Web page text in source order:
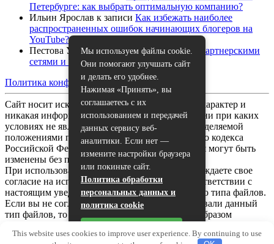
Петербурге: как выбрать оптимальную компанию?
Ильин Ярослав к записи Как избежать наиболее
распространенных ошибок начинающих блогеров на
YouTube?
Пестова Устина к записиКак работать с партнерскими
сетями и спонсорами на YouTube
Политика конфиденциальности|Карта сайта
Сайт носит исключительно информационный характер и
никакая информация, опубликованная на нём, ни при каких
условиях не является публичной офертой, определяемой
положениями пункта 2 статьи 437 Гражданского кодекса
Российской Федерации. Все указанные условия могут быть
изменены без предварительного уведомления.
При использовании данного сайта, вы подтверждаете свое
согласие на использование файлов cookie в соответствии с
настоящим уведомлением в отношении данного типа файлов.
Если вы не согласны с тем, чтобы мы использовали данный
тип файлов, то вы должны соответствующим образом
сайт.
Мы используем файлы cookie.
Они помогают улучшать сайт
и делать его удобнее.
Нажимая «Принять», вы
соглашаетесь с их
использованием и передачей
данных сервису веб-
аналитики. Если нет —
измените настройки браузера
или покиньте сайт.
Политика обработки
персональных данных и
политика cookie
This website uses cookies to improve user experience. By continuing to use